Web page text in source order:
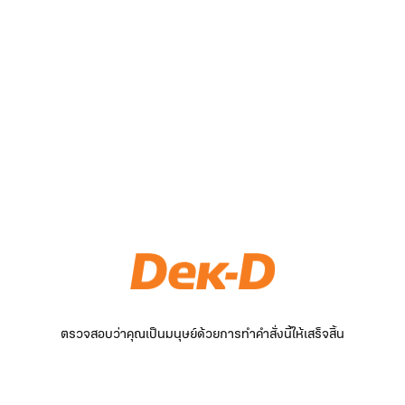
ตรวจสอบว่าคุณเป็นมนุษย์ด้วยการทำคำสั่งนี้ให้เสร็จสิ้น